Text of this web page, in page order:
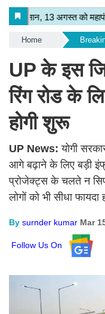
Home
UP के इस
रिंग रोड के
होगी शुरू
UP News:योगी
आगे बढ़ाने के लिए बड़ी
प्रोजेक्ट्स के चलते न
लोगों को भी सीधा फायदा
By surnder kumar Mar
Follow Us On